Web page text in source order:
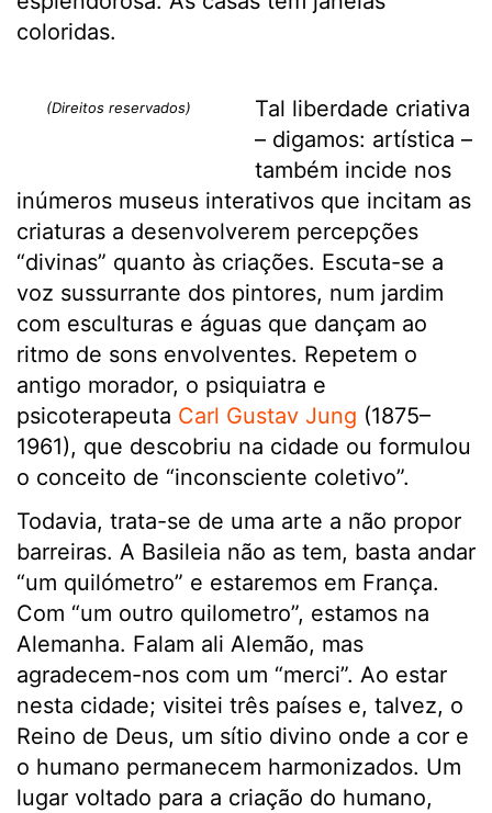
coloridas.
(Direitos reservados)
Tal liberdade criativa
– digamos: artística –
também incide nos
inúmeros museus interativos que incitam as
criaturas a desenvolverem percepções
“divinas” quanto às criações. Escuta-se a
voz sussurrante dos pintores, num jardim
com esculturas e águas que dançam ao
ritmo de sons envolventes. Repetem o
antigo morador, o psiquiatra e
psicoterapeuta Carl Gustav Jung (1875–
1961), que descobriu na cidade ou formulou
o conceito de “inconsciente coletivo”.
Todavia, trata-se de uma arte a não propor
barreiras. A Basileia não as tem, basta andar
“um quilómetro” e estaremos em França.
Com “um outro quilometro”, estamos na
Alemanha. Falam ali Alemão, mas
agradecem-nos com um “merci”. Ao estar
nesta cidade; visitei três países e, talvez, o
Reino de Deus, um sítio divino onde a cor e
o humano permanecem harmonizados. Um
lugar voltado para a criação do humano,